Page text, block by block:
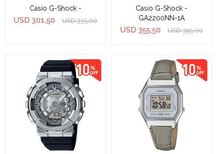
Casio G-Shock -
USD 301,50 USD 335,00
Casio G-Shock -
GA2200NN-1A
USD 355,50 USD 395,00